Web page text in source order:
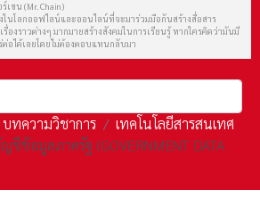
เชน (Mr. Chain)
งในโลกออฟไลน์และออนไลน์ที่จะมาร่วมมือกันสร้างสื่อสาร
องราวต่างๆ มากมายสร้างสังคมในการเรียนรู้ หากใครคิดว่ามันมี
อได้เลยโดยไม่ต้องตอบแทนกลับมา
บทความวิชาการ
เทคโนโลยีสารสนเทศ
ญชีข้อมูลภาครัฐ (GOVERNMENT DATA